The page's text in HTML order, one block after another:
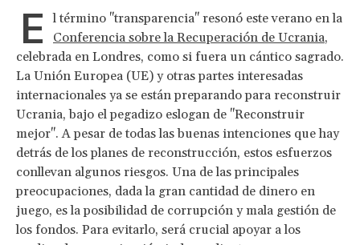
E
l término "transparencia" resonó este verano en la
Conferencia sobre la Recuperación de Ucrania,
celebrada en Londres, como si fuera un cántico sagrado.
La Unión Europea (UE) y otras partes interesadas
internacionales ya se están preparando para reconstruir
Ucrania, bajo el pegadizo eslogan de "Reconstruir
mejor". A pesar de todas las buenas intenciones que hay
detrás de los planes de reconstrucción, estos esfuerzos
conllevan algunos riesgos. Una de las principales
preocupaciones, dada la gran cantidad de dinero en
juego, es la posibilidad de corrupción y mala gestión de
los fondos. Para evitarlo, será crucial apoyar a los